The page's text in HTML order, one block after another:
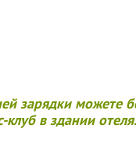
зарядки можете
клуб в здании отеля.